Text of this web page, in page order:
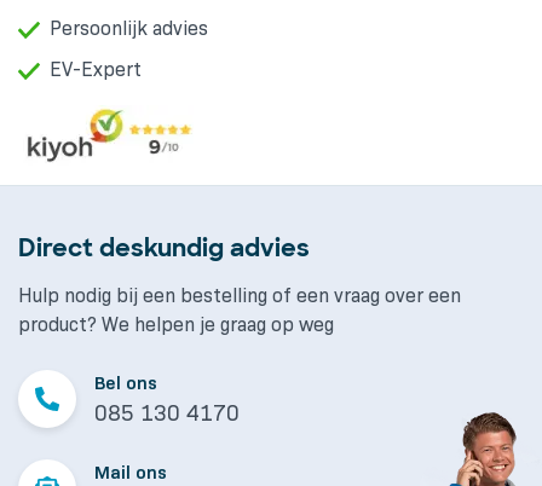
Persoonlijk advies
EV-Expert
Direct deskundig advies
Hulp nodig bij een bestelling of een vraag over een
product? We helpen je graag op weg
Bel ons
085 130 4170
Mail ons